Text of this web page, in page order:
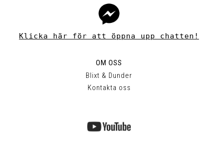
Klicka här för att öppna upp chatten!
OM OSS
Blixt & Dunder
Kontakta oss